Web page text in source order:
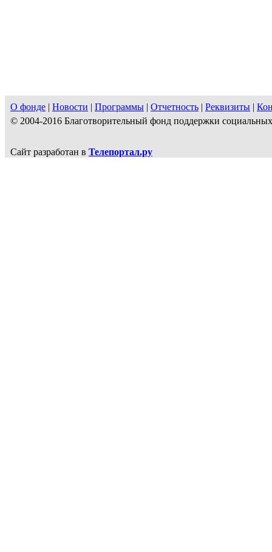
О фонде | Новости | Программы | Отчетность | Реквизиты |
© 2004-2016 Благотворительный фонд поддержки
Сайт разработан в Телепортал.ру